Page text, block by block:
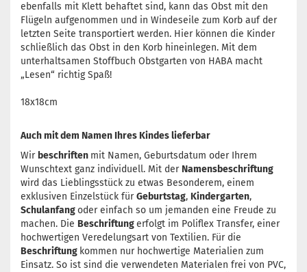
ebenfalls mit Klett behaftet sind, kann das Obst mit den
Flügeln aufgenommen und in Windeseile zum Korb auf der
letzten Seite transportiert werden. Hier können die Kinder
schließlich das Obst in den Korb hineinlegen. Mit dem
unterhaltsamen Stoffbuch Obstgarten von HABA macht
„Lesen“ richtig Spaß!
18x18cm
Auch mit dem Namen Ihres Kindes lieferbar
Wir beschriften mit Namen, Geburtsdatum oder Ihrem
Wunschtext ganz individuell. Mit der Namensbeschriftung
wird das Lieblingsstück zu etwas Besonderem, einem
exklusiven Einzelstück fürGeburtstag, Kindergarten,
Schulanfangoder einfach so um jemanden eine Freude zu
machen. Die Beschriftungerfolgt im Poliflex Transfer, einer
hochwertigen Veredelungsart von Textilien. Für die
Beschriftung kommen nur hochwertige Materialien zum
Einsatz. So ist sind die verwendeten Materialen frei von PVC,